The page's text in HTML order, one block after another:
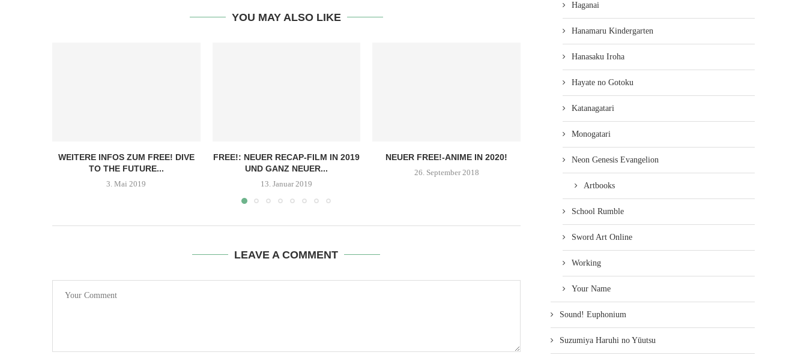
YOU MAY ALSO LIKE
WEITERE INFOS ZUM FREE! DIVE
TO THE FUTURE...
3. Mai 2019
FREE!: NEUER RECAP-FILM IN 2019
UND GANZ NEUER...
13. Januar 2019
NEUER FREE!-ANIME IN 2020!
26. September 2018
ERSTE INFOS ZU DEN
LEAVE A COMMENT
Haganai
Hanamaru Kindergarten
Hanasaku Iroha
Hayate no Gotoku
Katanagatari
Monogatari
Neon Genesis Evangelion
Artbooks
School Rumble
Sword Art Online
Working
Your Name
Sound! Euphonium
Suzumiya Haruhi no Yūutsu